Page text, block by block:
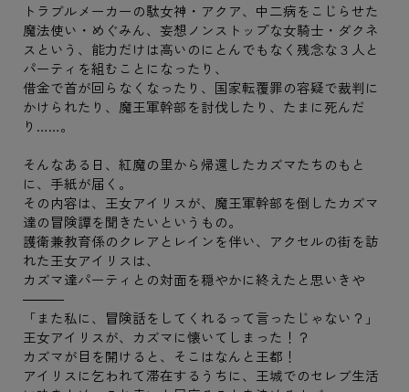
トラブルメーカーの駄女神・アクア、中二病をこじらせた
魔法使い・めぐみん、妄想ノンストップな女騎士・ダクネ
スという、能力だけは高いのにとんでもなく残念な３人と
パーティを組むことになったり、
借金で首が回らなくなったり、国家転覆罪の容疑で裁判に
かけられたり、魔王軍幹部を討伐したり、たまに死んだ
り……。
そんなある日、紅魔の里から帰還したカズマたちのもと
に、手紙が届く。
その内容は、王女アイリスが、魔王軍幹部を倒したカズマ
達の冒険譚を聞きたいというもの。
護衛兼教育係のクレアとレインを伴い、アクセルの街を訪
れた王女アイリスは、
カズマ達パーティとの対面を穏やかに終えたと思いきや
―――
「また私に、冒険話をしてくれるって言ったじゃない？」
王女アイリスが、カズマに懐いてしまった！？
カズマが目を開けると、そこはなんと王都！
アイリスに乞われて滞在するうちに、王城でのセレブ生活